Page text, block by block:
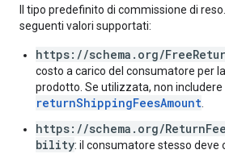
Il tipo predefinito di commissione di
seguenti valori supportati:
https://schema.org/
costo a carico del consumatore per
prodotto. Se utilizzata, non
returnShippingFeesAmount
https://schema.org/
bility: il consumatore stesso deve